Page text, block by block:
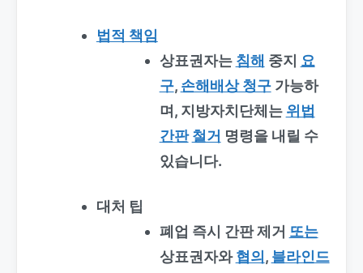
법적 책임
상표권자는 침해 중지
요
구, 손해배상 청구가능하
며, 지방자치단체는 위법
간판 철거 명령을 내릴 수
있습니다.
대처 팁
폐업 즉시 간판 제거 또는
상표권자와협의 , 블라인드